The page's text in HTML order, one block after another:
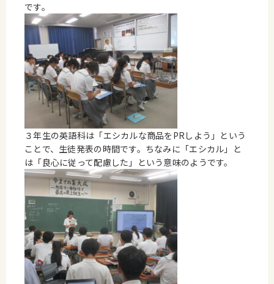
です。
３年生の英語科は「エシカルな商品をPRしよう」という
ことで、生徒発表の時間です。ちなみに「エシカル」と
は「良心に従って配慮した」という意味のようです。